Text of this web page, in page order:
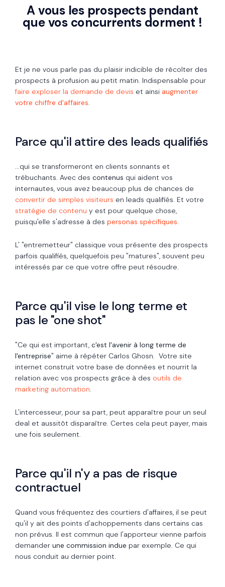
A vous les prospects pendant
que vos concurrents dorment !
Et je ne vous parle pas du plaisir indicible de récolter des
prospects à profusion au petit matin. Indispensable pour
faire exploser la demande de devis et ainsi augmenter
votre chiffre d'affaires.
Parce qu'il attire des leads qualifiés
...qui se transformeront en clients sonnants et
trébuchants. Avec des contenus qui aident vos
internautes, vous avez beaucoup plus de chances de
convertir de simples visiteurs en leads qualifiés. Et votre
stratégie de contenu y est pour quelque chose,
puisqu'elle s'adresse à des personas spécifiques.
L' "entremetteur" classique vous présente des prospects
parfois qualifiés, quelquefois peu "matures", souvent peu
intéressés par ce que votre offre peut résoudre.
Parce qu'il vise le long terme et
pas le "one shot"
"Ce qui est important, c'est l'avenir à long terme de
l'entreprise" aime à répéter Carlos Ghosn. Votre site
internet construit votre base de données et nourrit la
relation avec vos prospects grâce à des outils de
marketing automation.
L'intercesseur, pour sa part, peut apparaître pour un seul
deal et aussitôt disparaître. Certes cela peut payer, mais
une fois seulement.
Parce qu'il n'y a pas de risque
contractuel
Quand vous fréquentez des courtiers d'affaires, il se peut
qu'il y ait des points d'achoppements dans certains cas
non prévus. Il est commun que l'apporteur vienne parfois
demander une commission indue par exemple. Ce qui
nous conduit au dernier point.